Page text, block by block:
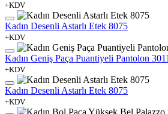
+KDV
Kadın Desenli Astarlı Etek 8075
+KDV
Kadın Geniş Paça Puantiyeli Pantolon
+KDV
Kadın Desenli Astarlı Etek 8075
+KDV